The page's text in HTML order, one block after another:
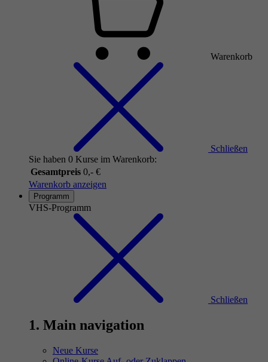
Warenkorb
Schließen
Sie haben 0 Kurse im Warenkorb:
Gesamtpreis 0,- €
Warenkorb anzeigen
Programm
VHS-Programm
Schließen
1. Main navigation
Neue Kurse